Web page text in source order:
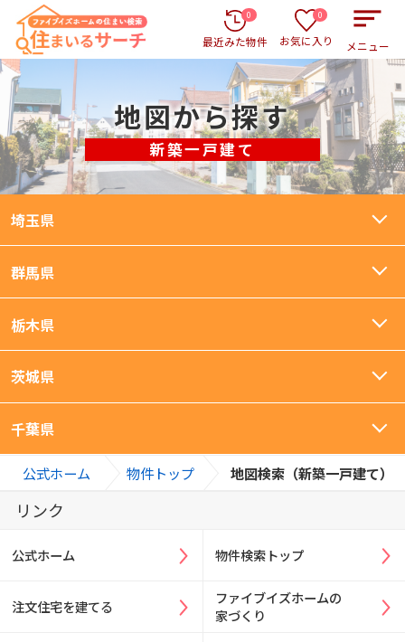
最近みた物件
0
お気に入り
0
メニュー
地図から探す
新築一戸建て
埼玉県
群馬県
栃木県
茨城県
千葉県
公式ホーム 物件トップ 地図検索（新築一戸建て）
リンク
公式ホーム 物件検索トップ
注文住宅を建てる
ファイブイズホームの
家づくり